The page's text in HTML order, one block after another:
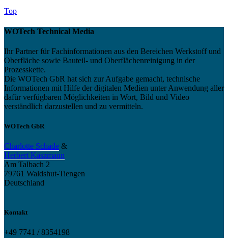
Top
WOTech Technical Media
Ihr Partner für Fachinformationen aus den Bereichen Werkstoff und
Oberfläche sowie Bauteil- und Oberflächenreinigung in der
Prozesskette.
Die WOTech GbR hat sich zur Aufgabe gemacht, technische
Informationen mit Hilfe der digitalen Medien unter Anwendung aller
dafür verfügbaren Möglichkeiten in Wort, Bild und Video
verständlich darzustellen und zu vermitteln.
WOTech GbR
Charlotte Schade &
Herbert Käszmann
Am Talbach 2
79761 Waldshut-Tiengen
Deutschland
Kontakt
+49 7741 / 8354198